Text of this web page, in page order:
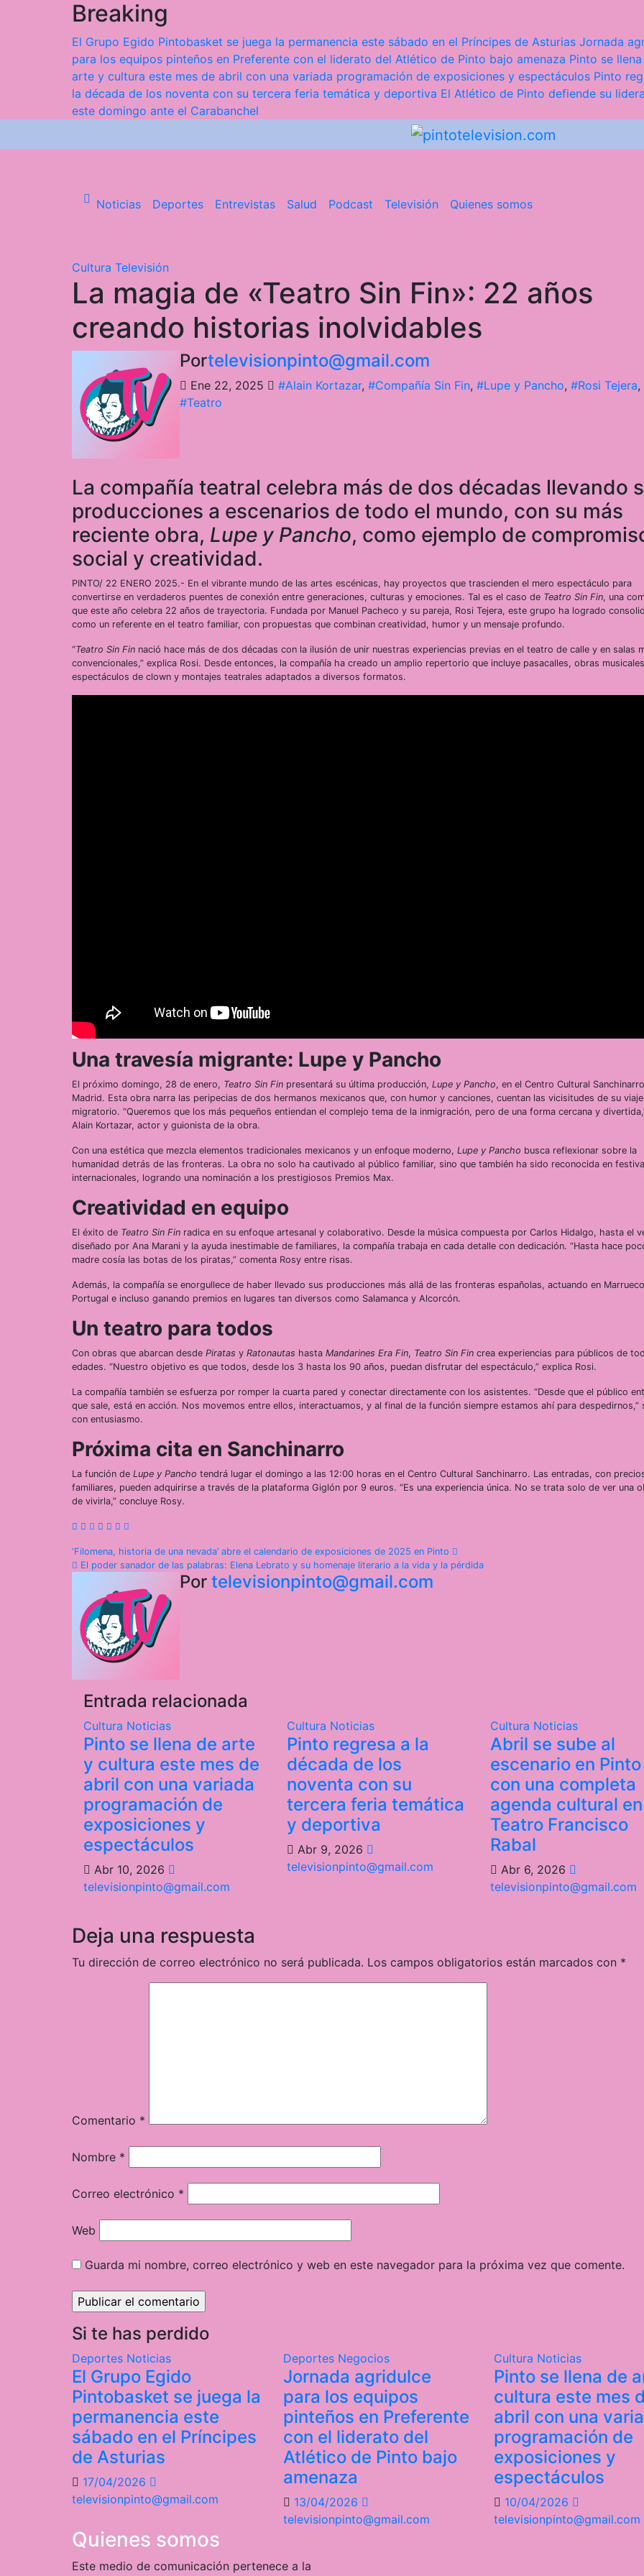
Breaking
El Grupo Egido Pintobasket se juega la permanencia este sábado en el Príncipes de Asturias Jornada
para los equipos pinteños en Preferente con el liderato del Atlético de Pinto bajo amenaza Pinto se
arte y cultura este mes de abril con una variada programación de exposiciones y espectáculos Pinto
la década de los noventa con su tercera feria temática y deportiva El Atlético de Pinto defiende su
este domingo ante el Carabanchel
Noticias Deportes Entrevistas Salud Podcast Televisión Quienes somos
Cultura Televisión
La magia de «Teatro Sin Fin»: 22 años
creando historias inolvidables
Portelevisionpinto@gmail.com
Ene 22, 2025 #Alain Kortazar, #Compañía Sin Fin, #Lupe y Pancho, #Rosi Tejera,
#Teatro
La compañía teatral celebra más de dos décadas llevando
producciones a escenarios de todo el mundo, con su más
reciente obra, Lupe y Pancho, como ejemplo de
social y creatividad.
PINTO/ 22 ENERO 2025.- En el vibrante mundo de las artes escénicas, hay proyectos que trascienden el mero espectáculo para
convertirse en verdaderos puentes de conexión entre generaciones, culturas y emociones. Tal es el caso de Teatro Sin Fin, una
que este año celebra 22 años de trayectoria. Fundada por Manuel Pacheco y su pareja, Rosi Tejera, este grupo ha logrado
como un referente en el teatro familiar, con propuestas que combinan creatividad, humor y un mensaje profundo.
“Teatro Sin Fin nació hace más de dos décadas con la ilusión de unir nuestras experiencias previas en el teatro de calle y en salas
convencionales,” explica Rosi. Desde entonces, la compañía ha creado un amplio repertorio que incluye pasacalles, obras
espectáculos de clown y montajes teatrales adaptados a diversos formatos.
Una travesía migrante: Lupe y Pancho
El próximo domingo, 28 de enero, Teatro Sin Fin presentará su última producción, Lupe y Pancho, en el Centro Cultural
Madrid. Esta obra narra las peripecias de dos hermanos mexicanos que, con humor y canciones, cuentan las vicisitudes de su viaje
migratorio. “Queremos que los más pequeños entiendan el complejo tema de la inmigración, pero de una forma cercana y
Alain Kortazar, actor y guionista de la obra.
Con una estética que mezcla elementos tradicionales mexicanos y un enfoque moderno, Lupe y Pancho busca reflexionar sobre la
humanidad detrás de las fronteras. La obra no solo ha cautivado al público familiar, sino que también ha sido reconocida en
internacionales, logrando una nominación a los prestigiosos Premios Max.
Creatividad en equipo
El éxito de Teatro Sin Fin radica en su enfoque artesanal y colaborativo. Desde la música compuesta por Carlos Hidalgo, hasta el
diseñado por Ana Marani y la ayuda inestimable de familiares, la compañía trabaja en cada detalle con dedicación. “Hasta hace
madre cosía las botas de los piratas,” comenta Rosy entre risas.
Además, la compañía se enorgullece de haber llevado sus producciones más allá de las fronteras españolas, actuando en
Portugal e incluso ganando premios en lugares tan diversos como Salamanca y Alcorcón.
Un teatro para todos
Con obras que abarcan desde Piratas y Ratonautas hasta Mandarines Era Fin, Teatro Sin Fin crea experiencias para públicos de
edades. “Nuestro objetivo es que todos, desde los 3 hasta los 90 años, puedan disfrutar del espectáculo,” explica Rosi.
La compañía también se esfuerza por romper la cuarta pared y conectar directamente con los asistentes. “Desde que el público
que sale, está en acción. Nos movemos entre ellos, interactuamos, y al final de la función siempre estamos ahí para despedirnos,”
con entusiasmo.
Próxima cita en Sanchinarro
La función de Lupe y Pancho tendrá lugar el domingo a las 12:00 horas en el Centro Cultural Sanchinarro. Las entradas, con
familiares, pueden adquirirse a través de la plataforma Giglón por 9 euros. “Es una experiencia única. No se trata solo de ver una
de vivirla,” concluye Rosy.
Navegación
entradas
‘Filomena, historia de una nevada’ abre el calendario de exposiciones de 2025 en Pinto
El poder sanador de las palabras: Elena Lebrato y su homenaje literario a la vida y la pérdida
Por televisionpinto@gmail.com
Entrada relacionada
Cultura Noticias
Pinto se llena de arte
y cultura este mes de
abril con una variada
programación de
exposiciones y
espectáculos
Abr 10, 2026
televisionpinto@gmail.com
Cultura Noticias
Pinto regresa a la
década de los
noventa con su
tercera feria temática
y deportiva
Abr 9, 2026
televisionpinto@gmail.com
Cultura Noticias
Abril se sube al
escenario en Pinto
con una completa
agenda cultural
Teatro Francisco
Rabal
Abr 6, 2026
televisionpinto@gmail.com
Deja una respuesta
Tu dirección de correo electrónico no será publicada. Los campos obligatorios están marcados con *
Comentario *
Nombre *
Correo electrónico *
Web
Guarda mi nombre, correo electrónico y web en este navegador para la próxima vez que comente.
Si te has perdido
Deportes Noticias
El Grupo Egido
Pintobasket se juega la
permanencia este
sábado en el Príncipes
de Asturias
17/04/2026
televisionpinto@gmail.com
Deportes Negocios
Jornada agridulce
para los equipos
pinteños en Preferente
con el liderato del
Atlético de Pinto bajo
amenaza
13/04/2026
televisionpinto@gmail.com
Cultura Noticias
Pinto se llena de
cultura este mes
abril con una
programación de
exposiciones y
espectáculos
10/04/2026
televisionpinto@gmail.com
Quienes somos
Este medio de comunicación pertenece a la